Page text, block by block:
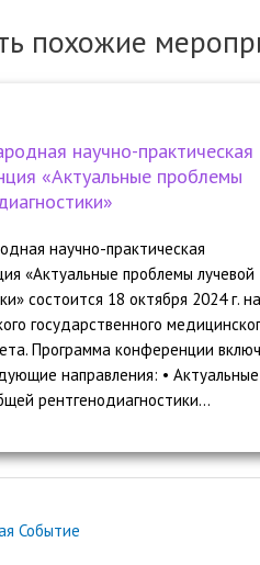
похожие
научно-практическая
«Актуальные проблемы
научно-практическая
«Актуальные проблемы лучевой
состоится 18 октября 2024 г. на
государственного
Программа конференции
направления: • Актуальные
рентгенодиагностики...
Событие